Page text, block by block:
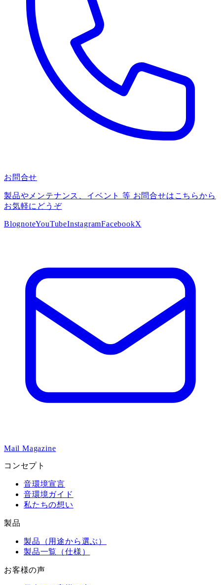
お問合せ
製品やメンテナンス、イベント 等 お問合せはこちらから
お気軽にどうぞ
BlognoteYouTubeInstagramFacebookX
Mail Magazine
コンセプト
音環境宣言
音環境ガイド
私たちの想い
製品
製品（用途から選ぶ）
製品一覧（仕様）
お客様の声